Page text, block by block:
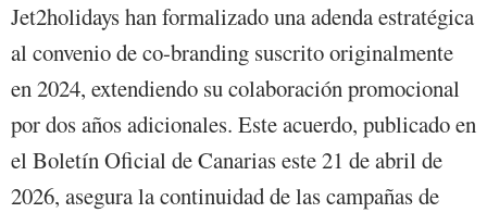
Jet2holidays han formalizado una adenda estratégica
al convenio de co-branding suscrito originalmente
en 2024, extendiendo su colaboración promocional
por dos años adicionales. Este acuerdo, publicado en
el Boletín Oficial de Canarias este 21 de abril de
2026, asegura la continuidad de las campañas de